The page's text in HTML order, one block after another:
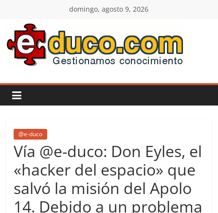
contenido
domingo, agosto 9, 2026
E-
duco:
Gestión
del
Conocimiento
Learn
more.
@e-duco
Vía @e-duco: Don Eyles, el
«hacker del espacio» que
salvó la misión del Apolo
14. Debido a un problema